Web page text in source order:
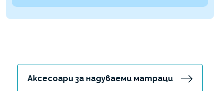
Аксесоари за надуваеми матраци